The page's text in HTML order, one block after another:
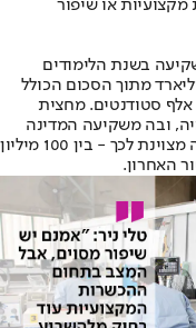
או שיפור
121, המדינה השקיעה בשנת הלימודים
12.4 מיליארד שקלים באקדמיה. 6.5 מיליארד מתוך הסכום הכולל
הושקעו בהוראה האקדמית עצמה לטובת 337 אלף סטודנטים. מחצית
ובה משקיעה המדינה
הרבה פחות, וההכשרות המקצועיות הן דוגמה מצוינת לכך - בין 100 מיליון